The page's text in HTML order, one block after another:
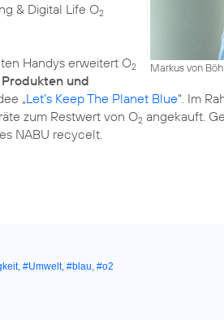
Markus von
& Digital Life O2
Handys erweitert O2
und
„Let’s Keep The Planet Blue“. Im
zum Restwert von O2 angekauft.
NABU recycelt.
, #Umwelt, #blau, #o2